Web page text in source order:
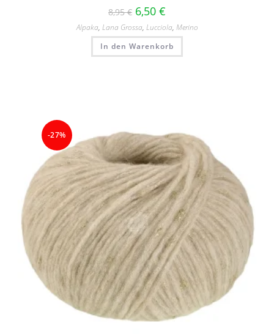
8,95€ 6,50 €
Alpaka, Lana Grossa, Lucciola, Merino
In den Warenkorb
-27%